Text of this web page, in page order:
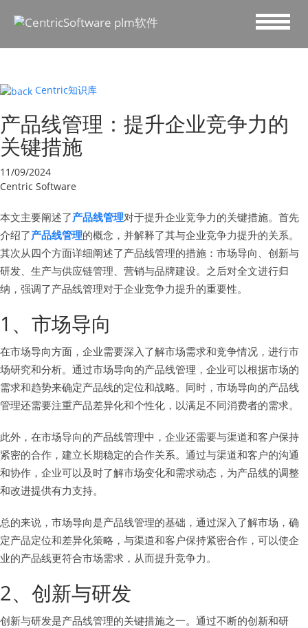
Centric知识库
产品线管理：提升企业竞争力的
关键措施
11/09/2024
Centric Software
本文主要阐述了产品线管理对于提升企业竞争力的关键措施。首先
介绍了产品线管理的概念，并解释了其与企业竞争力提升的关系。
其次从四个方面详细阐述了产品线管理的措施：市场导向、创新与
研发、生产与供应链管理、营销与品牌建设。之后对全文进行归
纳，强调了产品线管理对于企业竞争力提升的重要性。
1、市场导向
在市场导向方面，企业需要深入了解市场需求和竞争情况，进行市
场研究和分析。通过市场导向的产品线管理，企业可以根据市场的
需求和趋势来确定产品线的定位和战略。同时，市场导向的产品线
管理还需要注重产品差异化和个性化，以满足不同消费者的需求。
此外，在市场导向的产品线管理中，企业还需要与渠道和客户保持
紧密的合作，建立长期稳定的合作关系。通过与渠道和客户的沟通
和协作，企业可以及时了解市场变化和需求动态，为产品线的调整
和改进提供有力支持。
总的来说，市场导向是产品线管理的基础，通过深入了解市场，确
定产品定位和差异化策略，与渠道和客户保持紧密合作，可以使企
业的产品线更符合市场需求，从而提升竞争力。
2、创新与研发
创新与研发是产品线管理的关键措施之一。通过不断的创新和研